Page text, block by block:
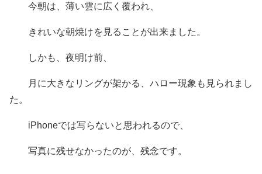
今朝は、薄い雲に広く覆われ、
きれいな朝焼けを見ることが出来ました。
しかも、夜明け前、
月に大きなリングが架かる、ハロー現象も見られまし
た。
iPhoneでは写らないと思われるので、
写真に残せなかったのが、残念です。